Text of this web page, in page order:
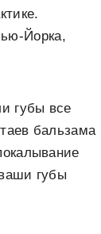
Йорка,
губы все
бальзама
губы